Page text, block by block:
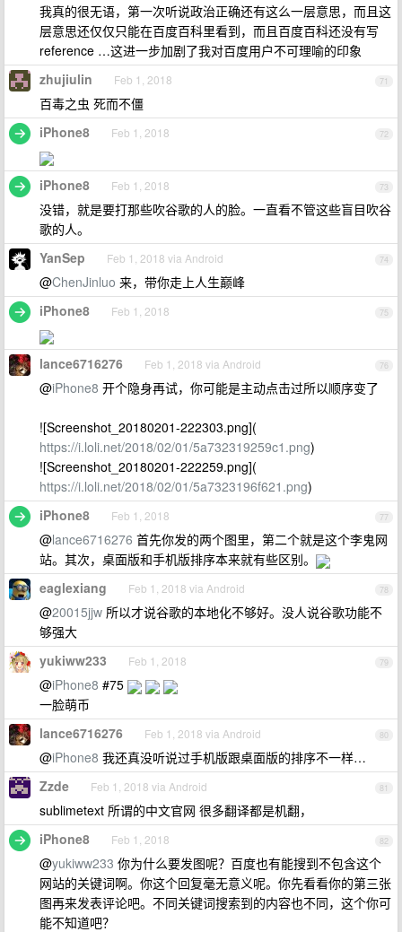
我真的很无语，第一次听说政治正确还有这么一层意思，而且这
层意思还仅仅只能在百度百科里看到，而且百度百科还没有写
reference …这进一步加剧了我对百度用户不可理喻的印象
71
zhujiulin Feb 1, 2018
百毒之虫 死而不僵
72
iPhone8 Feb 1, 2018
73
iPhone8 Feb 1, 2018
没错，就是要打那些吹谷歌的人的脸。一直看不管这些盲目吹谷
歌的人。
74
YanSep Feb 1, 2018 via Android
@ChenJinluo 来，带你走上人生巅峰
75
iPhone8 Feb 1, 2018
76
lance6716276 Feb 1, 2018 via Android
@iPhone8 开个隐身再试，你可能是主动点击过所以顺序变了
![Screenshot_20180201-222303.png](
https://i.loli.net/2018/02/01/5a732319259c1.png)
![Screenshot_20180201-222259.png](
https://i.loli.net/2018/02/01/5a7323196f621.png)
77
iPhone8 Feb 1, 2018
@lance6716276 首先你发的两个图里，第二个就是这个李鬼网
站。其次，桌面版和手机版排序本来就有些区别。
78
eaglexiang Feb 1, 2018 via Android
@20015jjw 所以才说谷歌的本地化不够好。没人说谷歌功能不
够强大
79
yukiww233 Feb 1, 2018
@iPhone8 #75
一脸萌币
80
lance6716276 Feb 1, 2018 via Android
@iPhone8 我还真没听说过手机版跟桌面版的排序不一样…
81
Zzde Feb 1, 2018 via Android
sublimetext 所谓的中文官网 很多翻译都是机翻，
82
iPhone8 Feb 1, 2018
@yukiww233 你为什么要发图呢？百度也有能搜到不包含这个
网站的关键词啊。你这个回复毫无意义呢。你先看看你的第三张
图再来发表评论吧。不同关键词搜索到的内容也不同，这个你可
能不知道吧？